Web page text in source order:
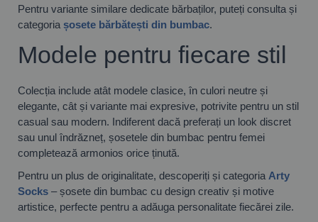
Pentru variante similare dedicate bărbaților, puteți consulta și
categoria șosete bărbătești din bumbac.
Modele pentru fiecare stil
Colecția include atât modele clasice, în culori neutre și
elegante, cât și variante mai expresive, potrivite pentru un stil
casual sau modern. Indiferent dacă preferați un look discret
sau unul îndrăzneț, șosetele din bumbac pentru femei
completează armonios orice ținută.
Pentru un plus de originalitate, descoperiți și categoria Arty
Socks – șosete din bumbac cu design creativ și motive
artistice, perfecte pentru a adăuga personalitate fiecărei zile.